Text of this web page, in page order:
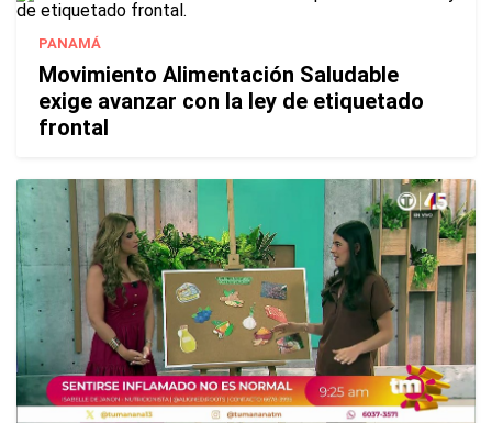
PANAMÁ
Movimiento Alimentación Saludable
exige avanzar con la ley de etiquetado
frontal